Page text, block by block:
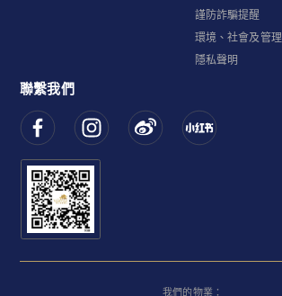
謹防詐騙提醒
環境、社會及管理
隱私聲明
聯繫我們
我們的物業：